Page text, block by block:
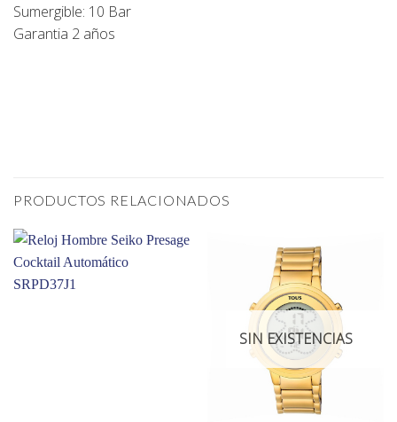
Sumergible: 10 Bar
Garantia 2 años
PRODUCTOS RELACIONADOS
SIN EXISTENCIAS